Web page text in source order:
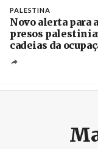
PALESTINA
Novo alerta para
presos
cadeias da